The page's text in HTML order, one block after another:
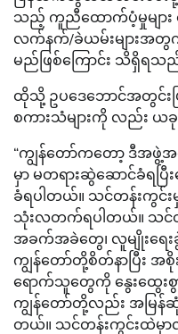
သည့် ကူညီထောက်ပံ့မှုများ
လက်နက်/ခဲယမ်းများအတွက်
မည်ဖြစ်ကြောင်း သိရှိရသ
ထိုသို့ ဥပဒေဘောင်အတွင်း
စကားသံများကို လည်း ယ
“ကျွန်တော်ကတော့ ဒီအဖွဲ့
မှာ မတရားဆွဲဆောင်ခံရပ
ခံရပါတယ်။ သင်တန်းကွင်
သုံးလတက်ရပါတယ်။ သင်
အခက်အခဲတွေ၊ လူမျိုးရေး
ကျွန်တော်တို့စိတ်နာပြီး
ရောက်သူတွေကို နွေးထွေး
ကျွန်တော်တို့လည်း အမြန်ဆုံ
တယ်။ သင်တန်းကွင်းထဲမှာ